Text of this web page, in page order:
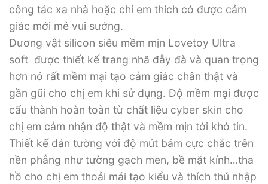
công tác xa nhà hoặc chi em thích có được cảm
giác mới mẻ vui sướng.
Dương vật silicon siêu mềm mịn Lovetoy Ultra
soft được thiết kế trang nhã đẫy đà và quan trọng
hơn nó rất mềm mại tạo cảm giác chân thật và
gần gũi cho chị em khi sử dụng. Độ mềm mại được
cấu thành hoàn toàn từ chất liệu cyber skin cho
chị em cảm nhận độ thật và mềm mịn tới khó tin.
Thiết kế dán tường với độ mút bám cực chắc trên
nền phẳng như tường gạch men, bề mặt kính…tha
hồ cho chị em thoải mái tạo kiểu và thích thú nhập